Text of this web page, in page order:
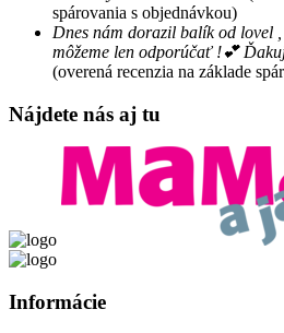
spárovania s objednávkou)
Dnes nám dorazil balík od lovel ,
môžeme len odporúčať !💕
(overená recenzia na základe
Nájdete nás aj tu
Informácie